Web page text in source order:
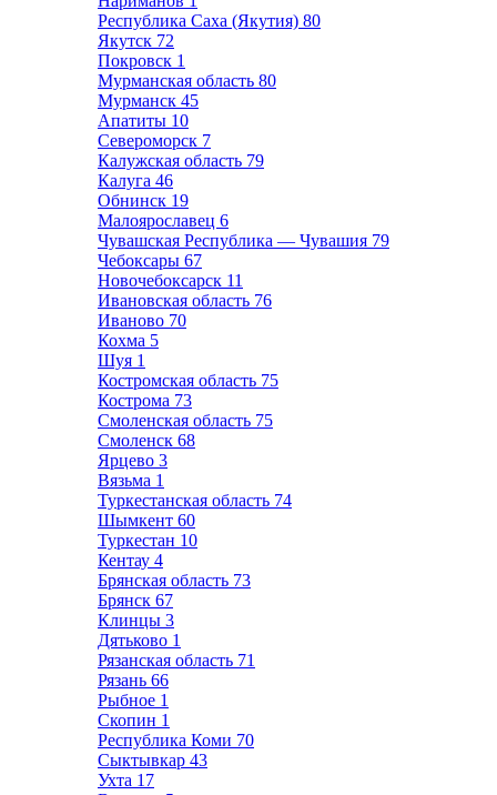
Республика Саха (Якутия) 80
Якутск 72
Покровск 1
Мурманская область 80
Мурманск 45
Апатиты 10
Североморск 7
Калужская область 79
Калуга 46
Обнинск 19
Малоярославец 6
Чувашская Республика — Чувашия 79
Чебоксары 67
Новочебоксарск 11
Ивановская область 76
Иваново 70
Кохма 5
Шуя 1
Костромская область 75
Кострома 73
Смоленская область 75
Смоленск 68
Ярцево 3
Вязьма 1
Туркестанская область 74
Шымкент 60
Туркестан 10
Кентау 4
Брянская область 73
Брянск 67
Клинцы 3
Дятьково 1
Рязанская область 71
Рязань 66
Рыбное 1
Скопин 1
Республика Коми 70
Сыктывкар 43
Ухта 17